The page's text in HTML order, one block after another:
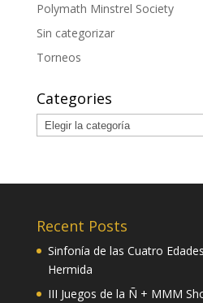
Polymath Minstrel Society
Sin categorizar
Torneos
Categories
Categories
Recent Posts
Sinfonía de las Cuatro
Hermida
III Juegos de la Ñ + MMM